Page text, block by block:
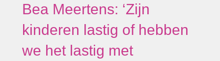
Bea Meertens: ‘Zijn
kinderen lastig of hebben
we het lastig met